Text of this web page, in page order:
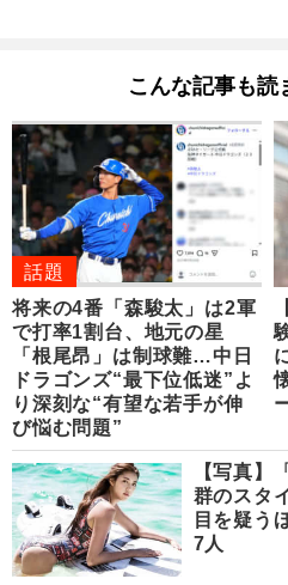
こんな記事も読
話題
将来の4番「森駿太」は2軍
で打率1割台、地元の星
「根尾昂」は制球難…中日
ドラゴンズ“最下位低迷”よ
り深刻な“有望な若手が伸
び悩む問題”
【写真】
群のスタ
目を疑う
7人